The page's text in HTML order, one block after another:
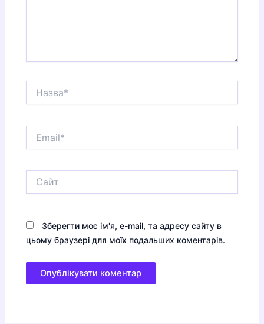
Зберегти моє ім'я, e-mail, та адресу сайту в
цьому браузері для моїх подальших коментарів.